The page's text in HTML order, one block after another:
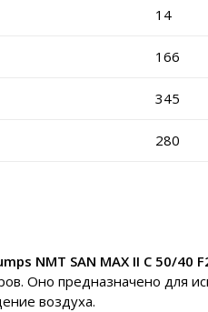
14
166
345
280
NMT SAN MAX II C 50/40
Оно предназначено для
воздуха.